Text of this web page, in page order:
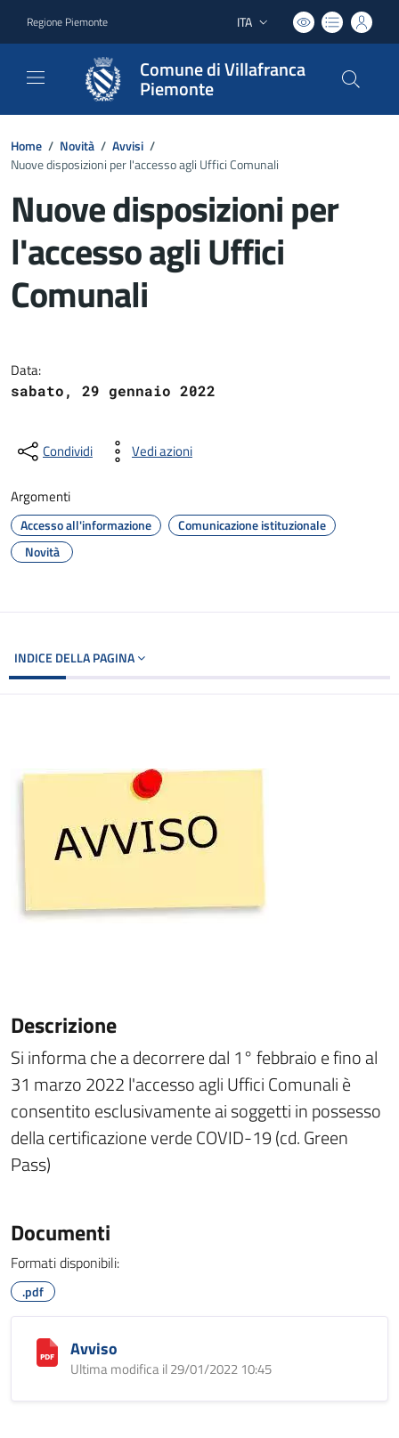
Regione Piemonte Lingua attiva:
ITA
Comune di Villafranca
Piemonte
Home / Novità / Avvisi /
Nuove disposizioni per l'accesso agli Uffici Comunali
Nuove disposizioni per
l'accesso agli Uffici
Comunali
Data:
sabato, 29 gennaio 2022
Condividi Vedi azioni
Argomenti
Accesso all'informazione
Comunicazione istituzionale
Novità
INDICE DELLA PAGINA
Descrizione
Si informa che a decorrere dal 1° febbraio e fino al
31 marzo 2022 l'accesso agli Uffici Comunali è
consentito esclusivamente ai soggetti in possesso
della certificazione verde COVID-19 (cd. Green
Pass)
Documenti
Formati disponibili:
.pdf
Avviso
Ultima modifica il 29/01/2022 10:45